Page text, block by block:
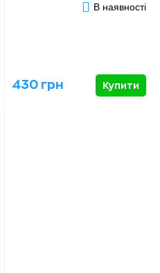
В наявності
430 грн Купити